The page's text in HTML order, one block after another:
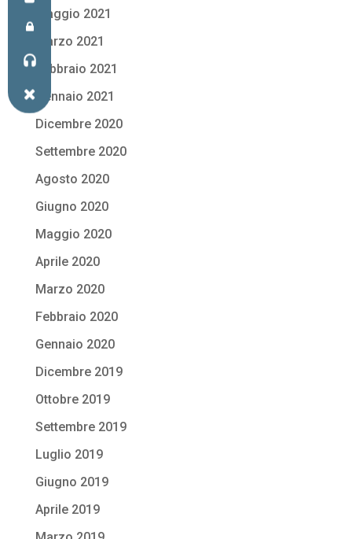
Maggio 2021
Marzo 2021
Febbraio 2021
Gennaio 2021
Dicembre 2020
Settembre 2020
Agosto 2020
Giugno 2020
Maggio 2020
Aprile 2020
Marzo 2020
Febbraio 2020
Gennaio 2020
Dicembre 2019
Ottobre 2019
Settembre 2019
Luglio 2019
Giugno 2019
Aprile 2019